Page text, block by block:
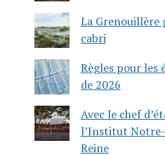
La Grenouillère
cabri
Règles pour les
de 2026
Avec le chef
l’Institut
Reine